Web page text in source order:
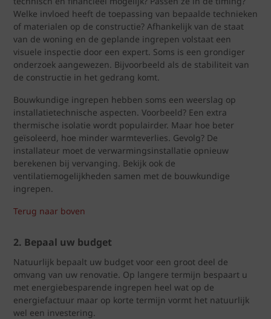
Welke invloed heeft de toepassing van bepaalde technieken
of materialen op de constructie? Afhankelijk van de staat
van de woning en de geplande ingrepen volstaat een
visuele inspectie door een expert. Soms is een grondiger
onderzoek aangewezen. Bijvoorbeeld als de stabiliteit van
de constructie in het gedrang komt.
Bouwkundige ingrepen hebben soms een weerslag op
installatietechnische aspecten. Voorbeeld? Een extra
thermische isolatie wordt populairder. Maar hoe beter
geïsoleerd, hoe minder warmteverlies. Gevolg? De
installateur moet de verwarmingsinstallatie opnieuw
berekenen bij vervanging. Bekijk ook de
ventilatiemogelijkheden samen met de bouwkundige
ingrepen.
Terug naar boven
2. Bepaal uw budget
Natuurlijk bepaalt uw budget voor een groot deel de
omvang van uw renovatie. Op langere termijn bespaart u
met energiebesparende ingrepen heel wat op de
energiefactuur maar op korte termijn vormt het natuurlijk
wel een investering.